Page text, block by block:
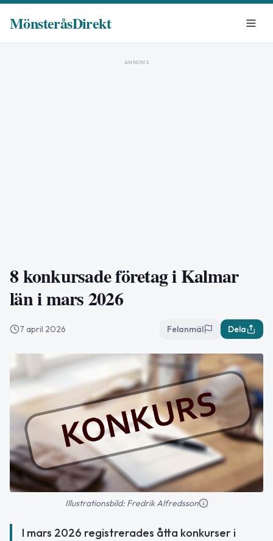
MönsteråsDirekt
ANNONS
8 konkursade företag i Kalmar
län i mars 2026
7 april 2026 Felanmäl Dela
Illustrationsbild: Fredrik Alfredsson
I mars 2026 registrerades åtta konkurser i